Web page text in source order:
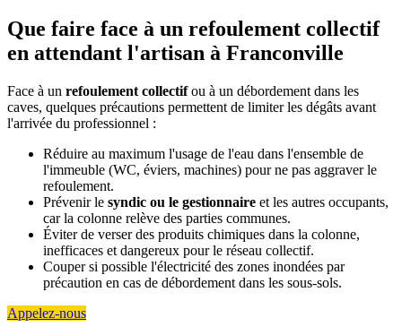
Que faire face à un refoulement collectif
en attendant l'artisan à Franconville
Face à un refoulement collectifou à un débordement dans les
caves, quelques précautions permettent de limiter les dégâts avant
l'arrivée du professionnel :
Réduire au maximum l'usage de l'eau dans l'ensemble de
l'immeuble (WC, éviers, machines) pour ne pas aggraver le
refoulement.
Prévenir le syndic ou le gestionnaire et les autres occupants,
car la colonne relève des parties communes.
Éviter de verser des produits chimiques dans la colonne,
inefficaces et dangereux pour le réseau collectif.
Couper si possible l'électricité des zones inondées par
précaution en cas de débordement dans les sous-sols.
Appelez-nous